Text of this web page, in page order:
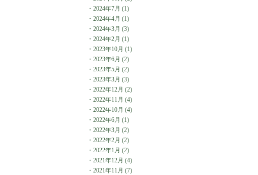
・ 2024年7月 (1)
・ 2024年4月 (1)
・ 2024年3月 (3)
・ 2024年2月 (1)
・ 2023年10月 (1)
・ 2023年6月 (2)
・ 2023年5月 (2)
・ 2023年3月 (3)
・ 2022年12月 (2)
・ 2022年11月 (4)
・ 2022年10月 (4)
・ 2022年6月 (1)
・ 2022年3月 (2)
・ 2022年2月 (2)
・ 2022年1月 (2)
・ 2021年12月 (4)
・ 2021年11月 (7)